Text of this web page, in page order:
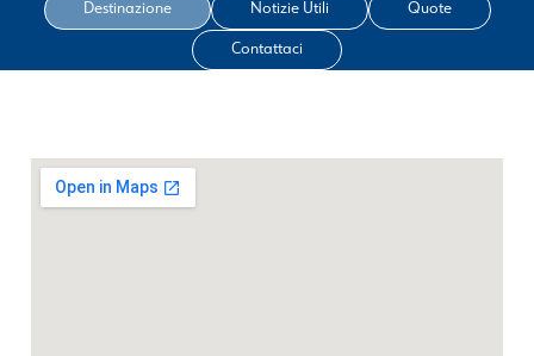
Destinazione Notizie Utili Quote
Contattaci